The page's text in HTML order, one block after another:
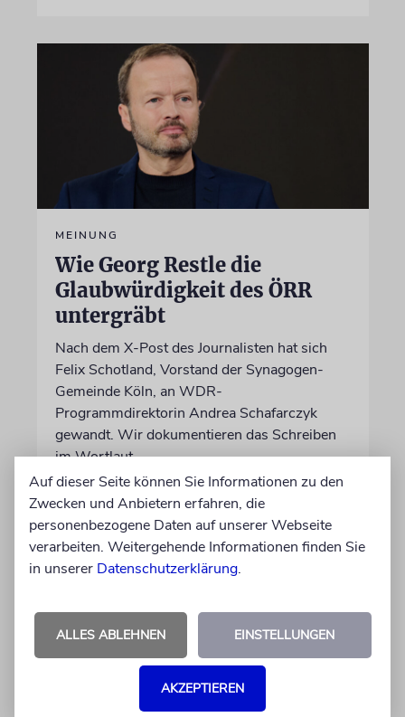
MEINUNG
Wie Georg Restle die
Glaubwürdigkeit des ÖRR
untergräbt
Nach dem X-Post des Journalisten hat sich
Felix Schotland, Vorstand der Synagogen-
Gemeinde Köln, an WDR-
Programmdirektorin Andrea Schafarczyk
gewandt. Wir dokumentieren das Schreiben
im Wortlaut
von Felix Schotland
07.08.2026
Auf dieser Seite können Sie Informationen zu den
Zwecken und Anbietern erfahren, die
personenbezogene Daten auf unserer Webseite
verarbeiten. Weitergehende Informationen finden Sie
in unserer Datenschutzerklärung.
ALLES ABLEHNEN EINSTELLUNGEN
AKZEPTIEREN